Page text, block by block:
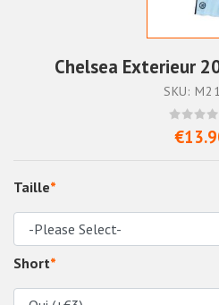
Chelsea Exterieur
SKU:
Taille*
Short*